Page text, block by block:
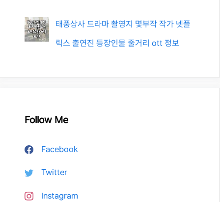
태풍상사 드라마 촬영지 몇부작 작가 넷플
릭스 출연진 등장인물 줄거리 ott 정보
Follow Me
Facebook
Twitter
Instagram